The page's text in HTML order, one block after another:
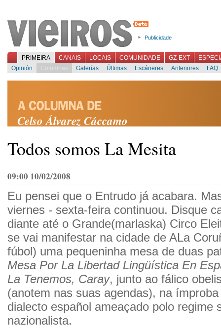
Publicidade
PRIMEIRA CANAIS LOCAIS COMUNIDADE GZ-EXT
Opinión
Columnas Galerías Últimas Escáneres Anteriores FAQ
Celso Álvarez Cáccamo
Todos somos La Mesita
09:00 10/02/2008
Eu pensei que o Entrudo já acabara.
viernes - sexta-feira continuou. Disque
diante até o Grande(marlaska) Circo
se vai manifestar na cidade de ALa
fúbol) uma pequeninha mesa de duas
Mesa Por La Libertad Lingüística En
La Tenemos, Caray, junto ao fálico
(anotem nas suas agendas), na
dialecto español ameaçado polo regime
nazionalista.